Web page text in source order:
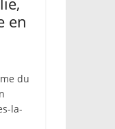
en
du
la-